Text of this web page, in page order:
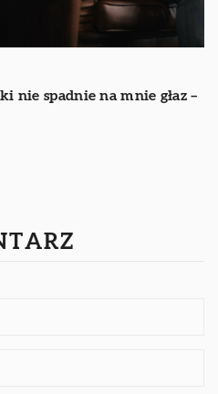
nie spadnie na mnie głaz –